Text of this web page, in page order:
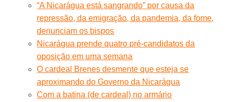
“A Nicarágua está sangrando” por causa da
repressão, da emigração, da pandemia, da fome,
denunciam os bispos
Nicarágua prende quatro pré-candidatos da
oposição em uma semana
O cardeal Brenes desmente que esteja se
aproximando do Governo da Nicarágua
Com a batina (de cardeal) no armário